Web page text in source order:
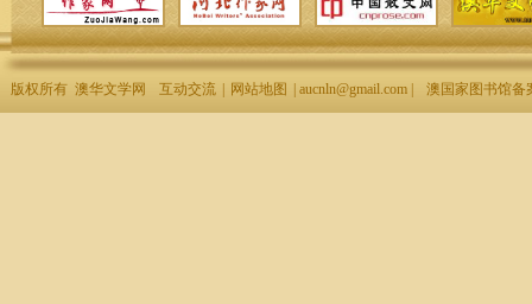
版权所有 澳华文学网 互动交流 网站地图 | aucnln@gmail.com | 澳国家图书馆备